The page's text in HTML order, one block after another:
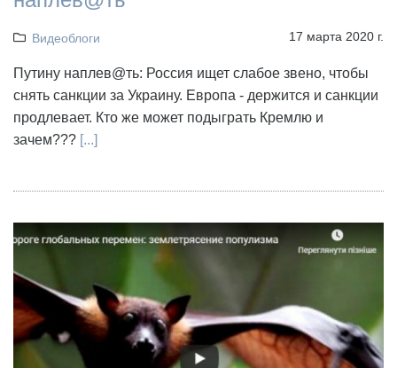
Видеоблоги 17 марта 2020 г.
Путину наплев@ть: Россия ищет слабое звено, чтобы
снять санкции за Украину. Европа - держится и санкции
продлевает. Кто же может подыграть Кремлю и
зачем??? [...]